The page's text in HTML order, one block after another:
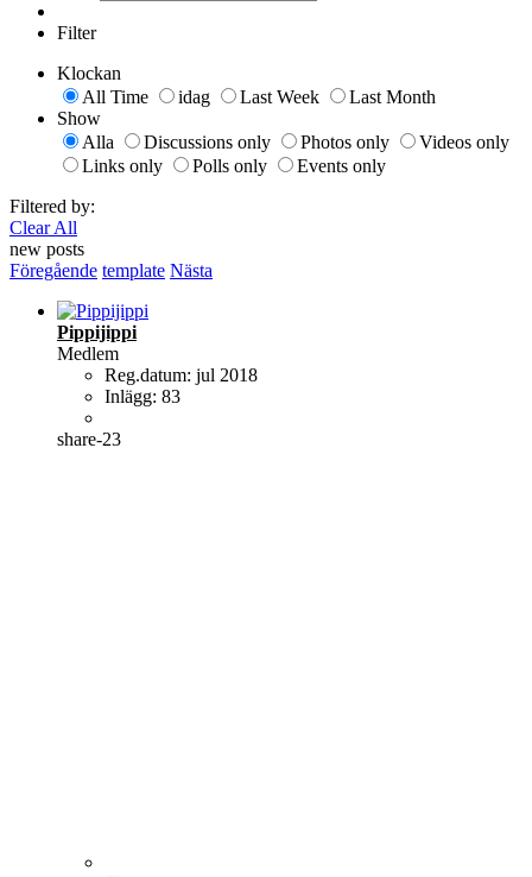
Filter
Klockan
All Time
idag Last Week
Last Month
Show
Alla
Discussions only Photos only
Videos only
Links only
Polls only
Events only
Filtered by:
Clear All
new posts
Föregående template Nästa
Pippijippi
Medlem
Reg.datum: jul 2018
Inlägg: 83
share-23